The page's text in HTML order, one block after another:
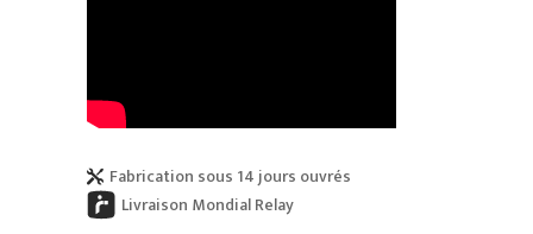
 Fabrication sous 14 jours ouvrés
Livraison Mondial Relay